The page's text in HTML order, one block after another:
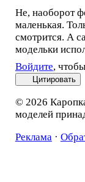
Не, наоборот
маленькая.
смотрится. А
модельки
Войдите,
Цитировать
© 2026
моделей
Реклама ·